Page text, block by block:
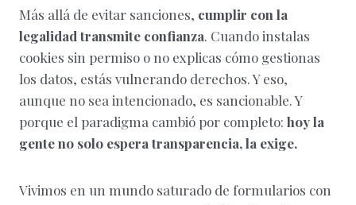
Más allá de evitar sanciones, cumplir con la
legalidad transmite confianza. Cuando instalas
cookies sin permiso o no explicas cómo gestionas
los datos, estás vulnerando derechos. Y eso,
aunque no sea intencionado, es sancionable. Y
porque el paradigma cambió por completo: hoy la
gente no solo espera transparencia, la exige.
Vivimos en un mundo saturado de formularios con